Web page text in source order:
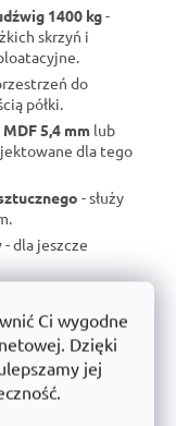
Ci wygodne
Dzięki
jej
1400 kg-
skrzyń i
do
półki.
5,4 mm lub
dla tego
- służy
- dla jeszcze